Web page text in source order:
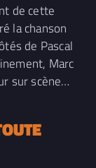
de cette
la chanson
de Pascal
Marc
sur scène…